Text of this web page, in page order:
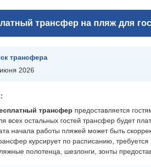
трансфер на пляж для
трансфера
2026
трансфер предоставляется
всех остальных гостей трансфер будет
начала работы пляжей может быть
курсирует по расписанию,
полотенца, шезлонги, зонты